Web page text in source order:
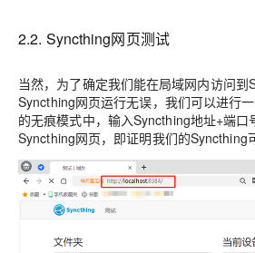
2.2. Syncthing网页测试
当然，为了确定我们能在局域网内访问
Syncthing网页运行无误，我们可以进行
的无痕模式中，输入Syncthing地址+端口
Syncthing网页，即证明我们的Syncthing